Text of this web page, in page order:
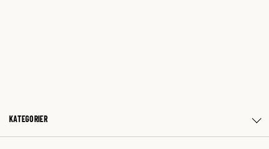
KATEGORIER